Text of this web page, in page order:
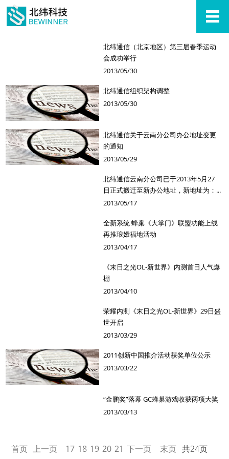
北纬通信（北京地区）第三届春季运动
会成功举行
2013/05/30
北纬通信组织架构调整
2013/05/30
北纬通信关于云南分公司办公地址变更
的通知
2013/05/29
北纬通信云南分公司已于2013年5月27
日正式搬迁至新办公地址，新地址为：...
2013/05/17
全新系统 蜂巢《大掌门》联盟功能上线
再推琅嬛福地活动
2013/04/17
《末日之光OL-新世界》内测首日人气爆
棚
2013/04/10
荣耀内测《末日之光OL-新世界》29日盛
世开启
2013/03/29
2011创新中国推介活动获奖单位公示
2013/03/22
“金鹏奖”落幕 GC蜂巢游戏收获两项大奖
2013/03/13
首页 上一页 17 18 19 20 21 下一页 末页 共24页